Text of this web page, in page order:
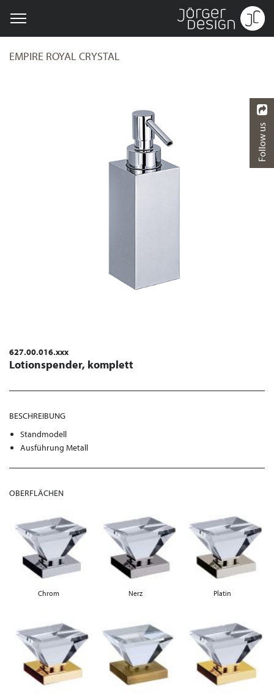
EMPIRE ROYAL CRYSTAL
627.00.016.xxx
Lotionspender, komplett
BESCHREIBUNG
Standmodell
Ausführung Metall
OBERFLÄCHEN
Chrom Nerz Platin
Follow us